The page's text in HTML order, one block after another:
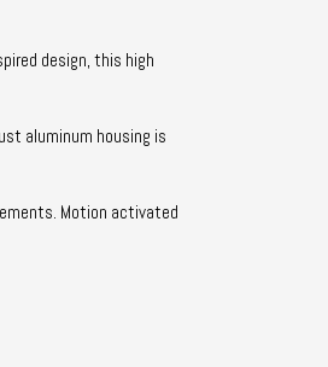
design this high
aluminum housing is
Motion activated